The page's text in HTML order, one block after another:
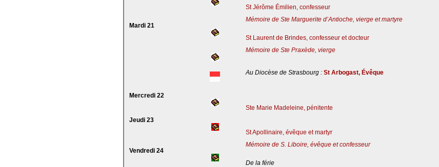
St Jérôme Émilien, confesseur
Mémoire de Ste Marguerite d’Antioche, vierge et martyre
Mardi 21
St Laurent de Brindes, confesseur et docteur
Mémoire de Ste Praxède, vierge
Au Diocèse de Strasbourg : St Arbogast, Évêque
Mercredi 22
Ste Marie Madeleine, pénitente
Jeudi 23
St Apollinaire, évêque et martyr
Mémoire de S. Liboire, évêque et confesseur
Vendredi 24
De la férie